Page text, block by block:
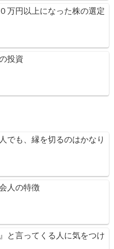
万円以上になった株の選定
投資
でも、縁を切るのはかなり
人の特徴
と言ってくる人に気をつけ